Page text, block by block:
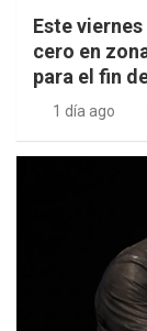
Este
cero en
para el fin
1 día ago